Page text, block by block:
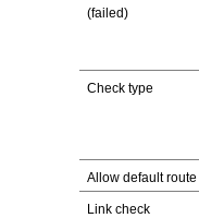
(failed)
Check type
Allow default route
Link check